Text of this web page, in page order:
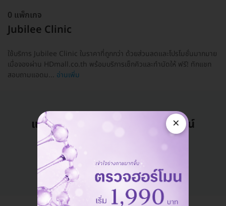
0 แพ็กเกจ
Jubilee Clinic
ใช้บริการ Jubilee Clinic ในราคาที่ถูกกว่า ด้วยส่วนลดและโปรโมชั่นมากมาย
เมื่อจองผ่าน HDmall.co.th พร้อมบริการเช็กคิวและทำนัดให้ ฟรี! ทักแชท
สอบถามแอดม... อ่านเพิ่ม
แอดมินพร้อมดูแลคุณทุกวันทางไลน์
×